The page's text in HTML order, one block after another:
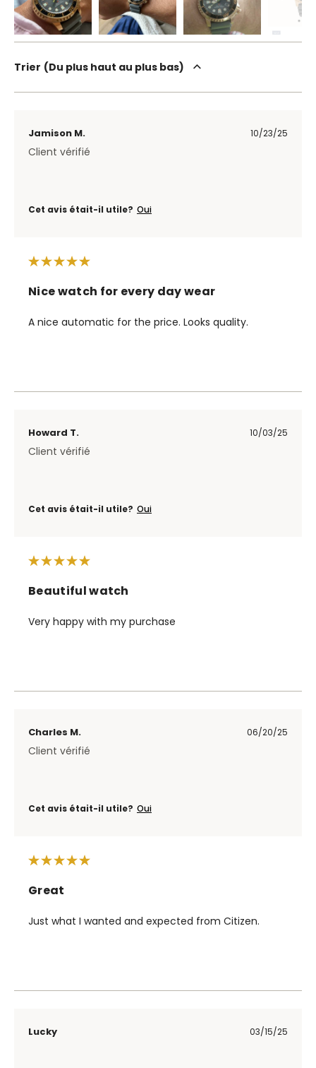
Trier Du plus haut au plus bas
Jamison M. 10/23/25
Client vérifié
Cet avis était-il utile? Oui
Nice watch for every day wear
A nice automatic for the price. Looks quality.
Howard T. 10/03/25
Client vérifié
Cet avis était-il utile? Oui
Beautiful watch
Very happy with my purchase
Charles M. 06/20/25
Client vérifié
Cet avis était-il utile? Oui
Great
Just what I wanted and expected from Citizen.
Lucky 03/15/25